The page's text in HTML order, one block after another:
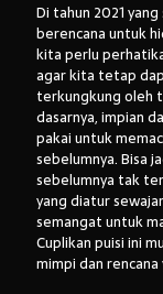
Di tahun 2021
berencana untuk
kita perlu
agar kita tetap
terkungkung oleh
dasarnya, impian
pakai untuk
sebelumnya. Bisa
sebelumnya tak
yang diatur
semangat untuk
Cuplikan puisi ini
mimpi dan